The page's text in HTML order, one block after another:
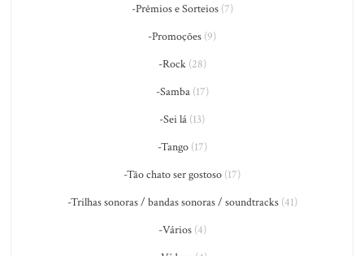
-Prêmios e Sorteios(7)
-Promoções (9)
-Rock(28)
-Samba(17)
-Sei lá (13)
-Tango(17)
-Tão chato ser gostoso (17)
-Trilhas sonoras / bandas sonoras / soundtracks(41)
-Vários(4)